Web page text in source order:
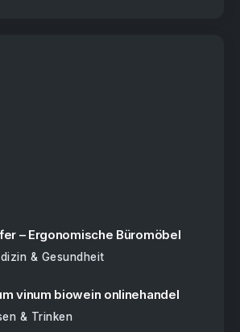
– Ergonomische Büromöbel
& Gesundheit
vinum biowein onlinehandel
& Trinken